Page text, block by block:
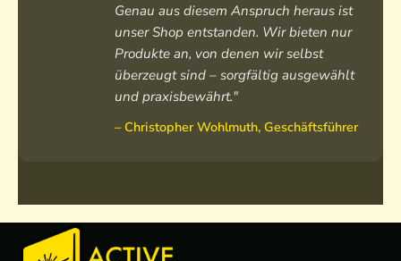
Genau aus diesem Anspruch heraus ist
unser Shop entstanden. Wir bieten nur
Produkte an, von denen wir selbst
überzeugt sind – sorgfältig ausgewählt
und praxisbewährt."
– Christopher Wohlmuth, Geschäftsführer